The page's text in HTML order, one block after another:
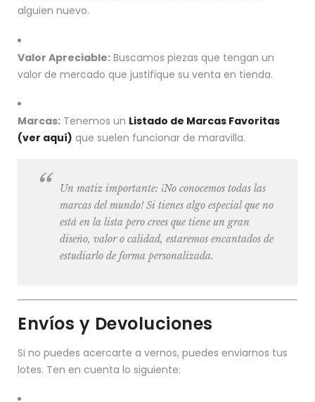
alguien nuevo.
Valor Apreciable: Buscamos piezas que tengan un
valor de mercado que justifique su venta en tienda.
Marcas: Tenemos un Listado de Marcas Favoritas
(ver aquí) que suelen funcionar de maravilla.
Un matiz importante: ¡No conocemos todas las
marcas del mundo! Si tienes algo especial que no
está en la lista pero crees que tiene un gran
diseño, valor o calidad, estaremos encantados de
estudiarlo de forma personalizada.
Envíos y Devoluciones
Si no puedes acercarte a vernos, puedes enviarnos tus
lotes. Ten en cuenta lo siguiente: